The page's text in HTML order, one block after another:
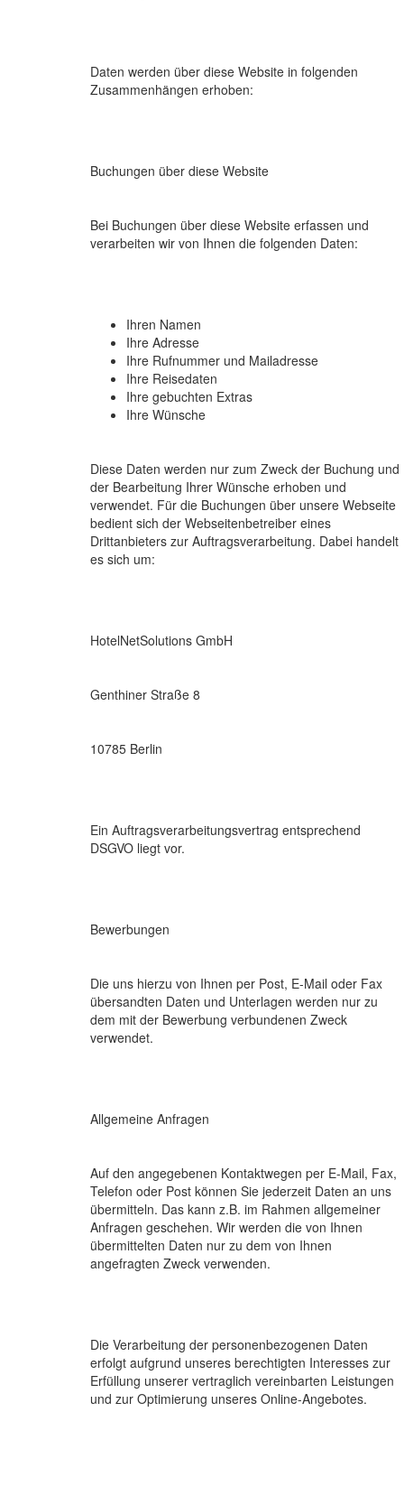
Daten werden über diese Website in folgenden
Zusammenhängen erhoben:
Buchungen über diese Website
Bei Buchungen über diese Website erfassen und
verarbeiten wir von Ihnen die folgenden Daten:
Ihren Namen
Ihre Adresse
Ihre Rufnummer und Mailadresse
Ihre Reisedaten
Ihre gebuchten Extras
Ihre Wünsche
Diese Daten werden nur zum Zweck der Buchung und
der Bearbeitung Ihrer Wünsche erhoben und
verwendet. Für die Buchungen über unsere Webseite
bedient sich der Webseitenbetreiber eines
Drittanbieters zur Auftragsverarbeitung. Dabei handelt
es sich um:
HotelNetSolutions GmbH
Genthiner Straße 8
10785 Berlin
Ein Auftragsverarbeitungsvertrag entsprechend
DSGVO liegt vor.
Bewerbungen
Die uns hierzu von Ihnen per Post, E-Mail oder Fax
übersandten Daten und Unterlagen werden nur zu
dem mit der Bewerbung verbundenen Zweck
verwendet.
Allgemeine Anfragen
Auf den angegebenen Kontaktwegen per E-Mail, Fax,
Telefon oder Post können Sie jederzeit Daten an uns
übermitteln. Das kann z.B. im Rahmen allgemeiner
Anfragen geschehen. Wir werden die von Ihnen
übermittelten Daten nur zu dem von Ihnen
angefragten Zweck verwenden.
Die Verarbeitung der personenbezogenen Daten
erfolgt aufgrund unseres berechtigten Interesses zur
Erfüllung unserer vertraglich vereinbarten Leistungen
und zur Optimierung unseres Online-Angebotes.